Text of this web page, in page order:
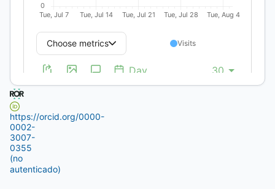
Consejo
Nacional de
Investigaciones
Técnicas
https://orcid.org/0000-
0002-
3007-
0355
(no
autenticado)